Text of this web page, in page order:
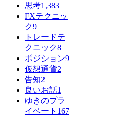
思考1,383
FXテクニッ
ク9
トレードテ
クニック8
ポジション9
仮想通貨2
告知2
良いお話1
ゆきのプラ
イベート 167